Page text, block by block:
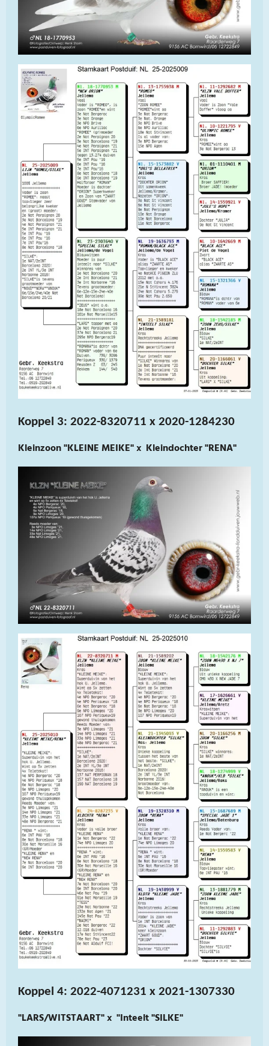
Koppel 3: 2022-8320711 x 2020-1284230
Kleinzoon "KLEINE MEIKE" x Kleindochter "RENA"
Koppel 4: 2022-4071231 x 2021-1307330
"LARS/WITSTAART" x "Inteelt "SILKE"